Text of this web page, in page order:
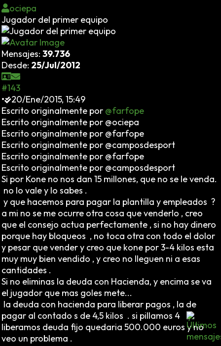
ociepa
Jugador del primer equipo
Mensajes: 39.736
Desde: 25/Jul/2012
#143
•
20/Ene/2015, 15:49
Escrito originalmente por @farfope
Escrito originalmente por @ociepa
Escrito originalmente por @farfope
Escrito originalmente por @camposdesport
Escrito originalmente por @farfope
Escrito originalmente por @camposdesport
Si por Kone no nos dan 15 millones, que no se le venda.
no lo vale y lo sabes .
y que hacemos para pagar la plantilla y empleados ?
a mi no se me ocurre otra cosa que venderlo , creo
que el consejo actua perfectamente , si no hay dinero
porque hay bloqueos , no toca otra con todo el dolor
y pesar que vender y creo que kone por 3-4 kilos esta
muy muy bien vendido , y creo no lleguen ni a esas
cantidades .
Si no eliminas la deuda con Hacienda, y encima se va
el jugador que mas goles mete...
la deuda con hacienda para liberar pagos , la de
pagar al contado s de 4,5 kilos . si pillamos 4
liberamos deuda fijo quedaria 500.000 euros y no
veo un problema .